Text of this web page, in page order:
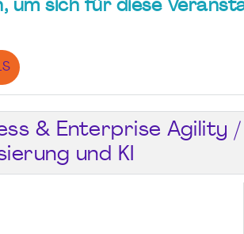
um sich für diese
& Enterprise Agility
und KI